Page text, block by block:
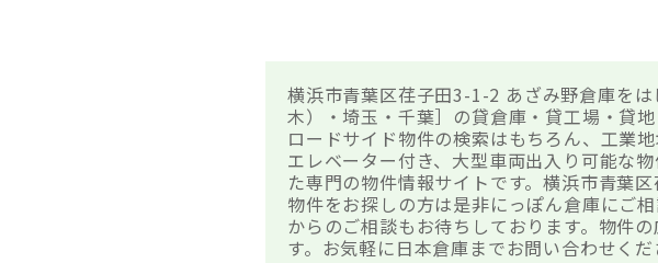
横浜市青葉区荏子田3-1-2 あざみ野倉庫を
木）・埼玉・千葉］の貸倉庫・貸工場・貸
ロードサイド物件の検索はもちろん、工業
エレベーター付き、大型車両出入り可能な
た専門の物件情報サイトです。横浜市青葉
物件をお探しの方は是非にっぽん倉庫にご
からのご相談もお待ちしております。物件
す。お気軽に日本倉庫までお問い合わせくだ